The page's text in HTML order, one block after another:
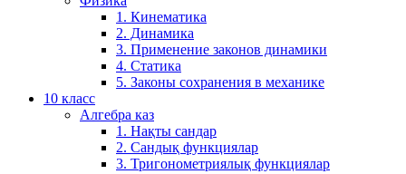
1. Кинематика
2. Динамика
3. Применение законов динамики
4. Статика
5. Законы сохранения в механике
10 класс
Алгебра каз
1. Нақты сандар
2. Сандық функциялар
3. Тригонометриялық функциялар